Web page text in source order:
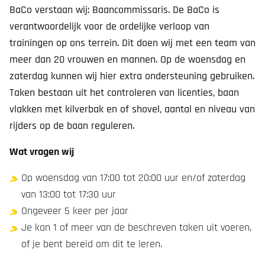
BaCo verstaan wij: Baancommissaris. De BaCo is
verantwoordelijk voor de ordelijke verloop van
trainingen op ons terrein. Dit doen wij met een team van
meer dan 20 vrouwen en mannen. Op de woensdag en
zaterdag kunnen wij hier extra ondersteuning gebruiken.
Taken bestaan uit het controleren van licenties, baan
vlakken met kilverbak en of shovel, aantal en niveau van
rijders op de baan reguleren.
Wat vragen wij
Op woensdag van 17:00 tot 20:00 uur en/of zaterdag
van 13:00 tot 17:30 uur
Ongeveer 5 keer per jaar
Je kan 1 of meer van de beschreven taken uit voeren,
of je bent bereid om dit te leren.